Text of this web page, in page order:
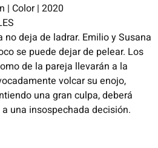
| Color | 2020
no deja de ladrar. Emilio y Susana
se puede dejar de pelear. Los
de la pareja llevarán a la
volcar su enojo,
una gran culpa, deberá
una insospechada decisión.